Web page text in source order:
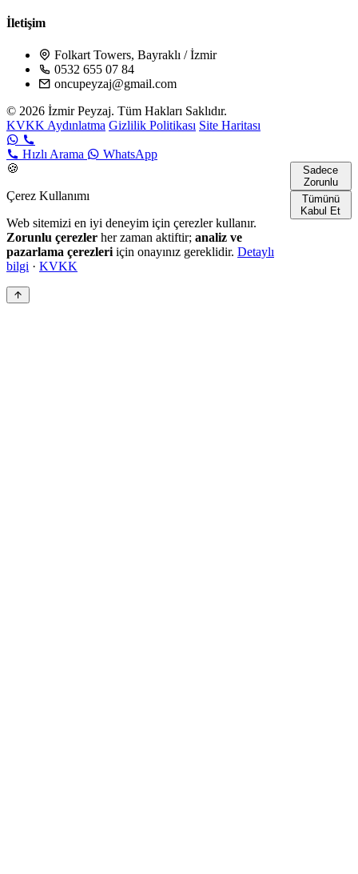
İletişim
Folkart Towers, Bayraklı / İzmir
0532 655 07 84
oncupeyzaj@gmail.com
© 2026 İzmir Peyzaj. Tüm Hakları Saklıdır.
KVKK Aydınlatma Gizlilik Politikası Site Haritası
Hızlı Arama
WhatsApp
🍪
Çerez Kullanımı
Web sitemizi en iyi deneyim için çerezler kullanır.
Zorunlu çerezler her zaman aktiftir; analiz ve
pazarlama çerezleri için onayınız gereklidir. Detaylı
bilgi · KVKK
Sadece
Zorunlu
Tümünü
Kabul Et